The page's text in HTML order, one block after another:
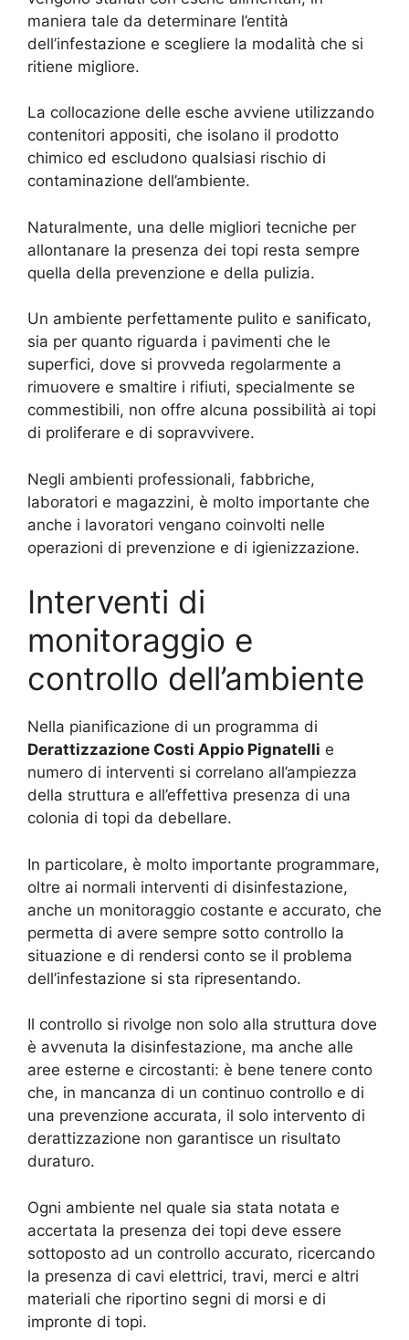
maniera tale da determinare l’entità
dell’infestazione e scegliere la modalità che si
ritiene migliore.
La collocazione delle esche avviene utilizzando
contenitori appositi, che isolano il prodotto
chimico ed escludono qualsiasi rischio di
contaminazione dell’ambiente.
Naturalmente, una delle migliori tecniche per
allontanare la presenza dei topi resta sempre
quella della prevenzione e della pulizia.
Un ambiente perfettamente pulito e sanificato,
sia per quanto riguarda i pavimenti che le
superfici, dove si provveda regolarmente a
rimuovere e smaltire i rifiuti, specialmente se
commestibili, non offre alcuna possibilità ai topi
di proliferare e di sopravvivere.
Negli ambienti professionali, fabbriche,
laboratori e magazzini, è molto importante che
anche i lavoratori vengano coinvolti nelle
operazioni di prevenzione e di igienizzazione.
Interventi di
monitoraggio e
controllo dell’ambiente
Nella pianificazione di un programma di
Derattizzazione Costi Appio Pignatelli e
numero di interventi si correlano all’ampiezza
della struttura e all’effettiva presenza di una
colonia di topi da debellare.
In particolare, è molto importante programmare,
oltre ai normali interventi di disinfestazione,
anche un monitoraggio costante e accurato, che
permetta di avere sempre sotto controllo la
situazione e di rendersi conto se il problema
dell’infestazione si sta ripresentando.
Il controllo si rivolge non solo alla struttura dove
è avvenuta la disinfestazione, ma anche alle
aree esterne e circostanti: è bene tenere conto
che, in mancanza di un continuo controllo e di
una prevenzione accurata, il solo intervento di
derattizzazione non garantisce un risultato
duraturo.
Ogni ambiente nel quale sia stata notata e
accertata la presenza dei topi deve essere
sottoposto ad un controllo accurato, ricercando
la presenza di cavi elettrici, travi, merci e altri
materiali che riportino segni di morsi e di
impronte di topi.